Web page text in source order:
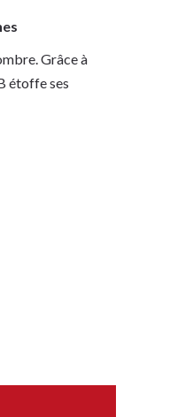
Grâce à
étoffe ses